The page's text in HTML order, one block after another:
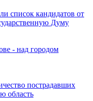
список кандидатов от
Думу
- над городом
пострадавших
область